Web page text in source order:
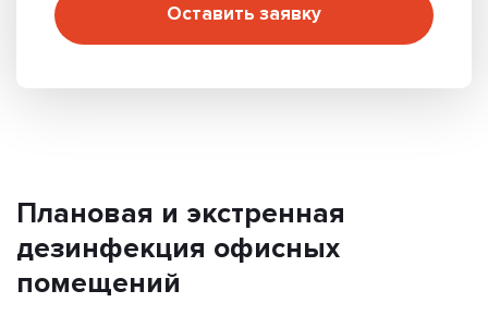
Оставить заявку
Плановая и экстренная
дезинфекция офисных
помещений